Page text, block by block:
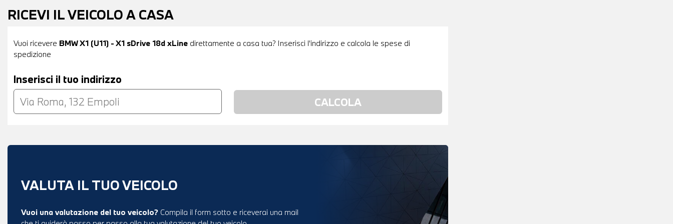
RICEVI IL VEICOLO A CASA
Vuoi ricevere BMW X1 (U11) - X1 sDrive 18d xLine direttamente a casa tua? Inserisci l'indirizzo e calcola le spese di
spedizione
Inserisci il tuo indirizzo
VALUTA IL TUO VEICOLO
Vuoi una valutazione del tuo veicolo? Compila il form sotto e riceverai una mail